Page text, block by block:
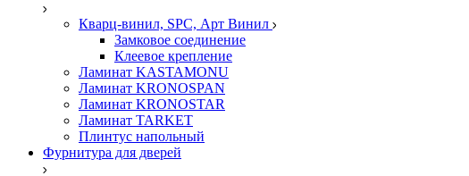
Кварц-винил, SPC, Арт Винил
Замковое соединение
Клеевое крепление
Ламинат KASTAMONU
Ламинат KRONOSPAN
Ламинат KRONOSTAR
Ламинат TARKET
Плинтус напольный
Фурнитура для дверей